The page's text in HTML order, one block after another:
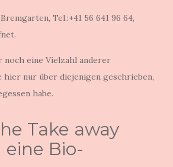
Tel.:+41 56 641 96 64,
eine Vielzahl anderer
hier nur über diejenigen geschrieben,
habe.
Take away
eine Bio-